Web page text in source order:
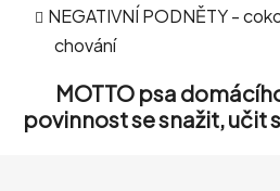
NEGATIVNÍ PODNĚTY -
chování
MOTTO psa
povinnost se snažit, učit